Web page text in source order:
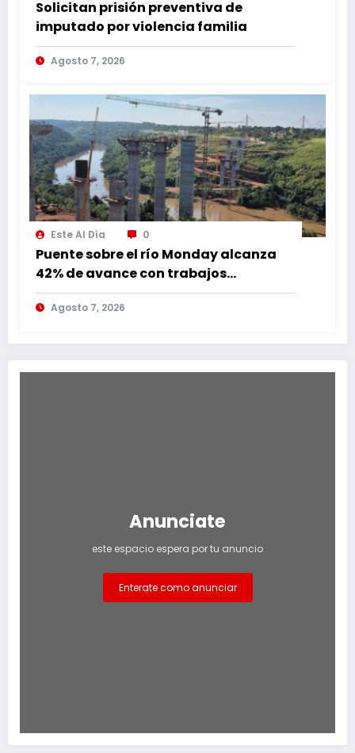
Solicitan prisión preventiva de
imputado por violencia familia
Agosto 7, 2026
Este Al Día 0
Puente sobre el río Monday alcanza
42% de avance con trabajos
continuos
Agosto 7, 2026
Anunciate
este espacio espera por tu anuncio
Enterate como anunciar